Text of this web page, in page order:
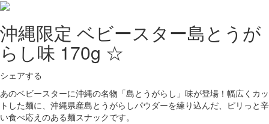
沖縄限定 ベビースター島とうが
らし味 170g ☆
シェアする
あのベビースターに沖縄の名物「島とうがらし」味が登場！幅広くカッ
トした麺に、沖縄県産島とうがらしパウダーを練り込んだ、ピリっと辛
い食べ応えのある麺スナックです。